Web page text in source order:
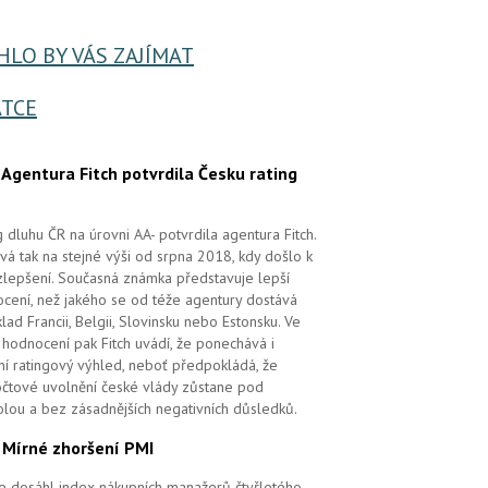
BY VÁS ZAJÍMAT
Agentura Fitch potvrdila Česku rating
dluhu ČR na úrovni AA- potvrdila agentura Fitch.
tak na stejné výši od srpna 2018, kdy došlo k
Současná známka představuje lepší
než jakého se od téže agentury dostává
Francii, Belgii, Slovinsku nebo Estonsku. Ve
pak Fitch uvádí, že ponechává i
ratingový výhled, neboť předpokládá, že
uvolnění české vlády zůstane pod
a bez zásadnějších negativních důsledků.
Mírné zhoršení PMI